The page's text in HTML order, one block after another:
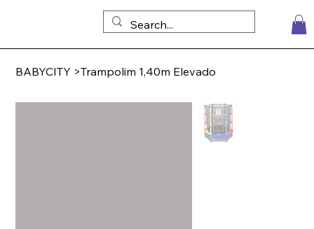
BABYCITY >Trampolim 1,40m Elevado